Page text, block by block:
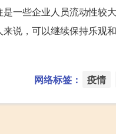
一些企业人员流动性较
说，可以继续保持乐观
网络标签： 疫情